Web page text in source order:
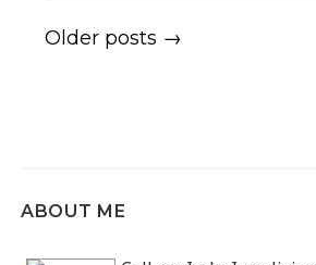
Older posts →
ABOUT ME